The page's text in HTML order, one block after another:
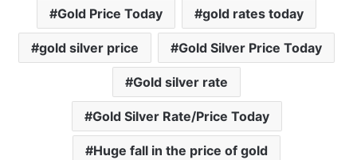
Gold Price Today gold rates today
gold silver price Gold Silver Price Today
Gold silver rate
Gold Silver Rate/Price Today
Huge fall in the price of gold